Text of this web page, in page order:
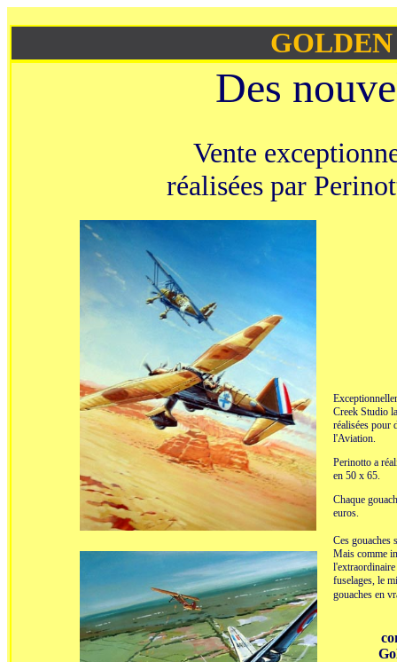
Des
Vente
réalisées par
Creek Studio
réalisées pour
l'Aviation.
Perinotto a
en 50 x 65.
Chaque
euros.
Ces gouaches
Mais comme
fuselages, le
gouaches en